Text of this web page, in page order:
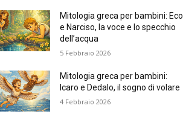
Mitologia greca per bambini: Eco
e Narciso, la voce e lo specchio
dell’acqua
5 Febbraio 2026
Mitologia greca per bambini:
Icaro e Dedalo, il sogno di volare
4 Febbraio 2026